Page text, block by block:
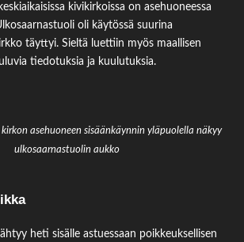
kivikirkoissa on asehuoneessa
oli käytössä suurina
täyttyi. Sieltä luettiin myös maallisen
tiedotuksia ja kuulutuksia.
asehuoneen sisäänkäynnin yläpuolella näkyy
ulkosaarnastuolin aukko
heti sisälle astuessaan poikkeuksellisen